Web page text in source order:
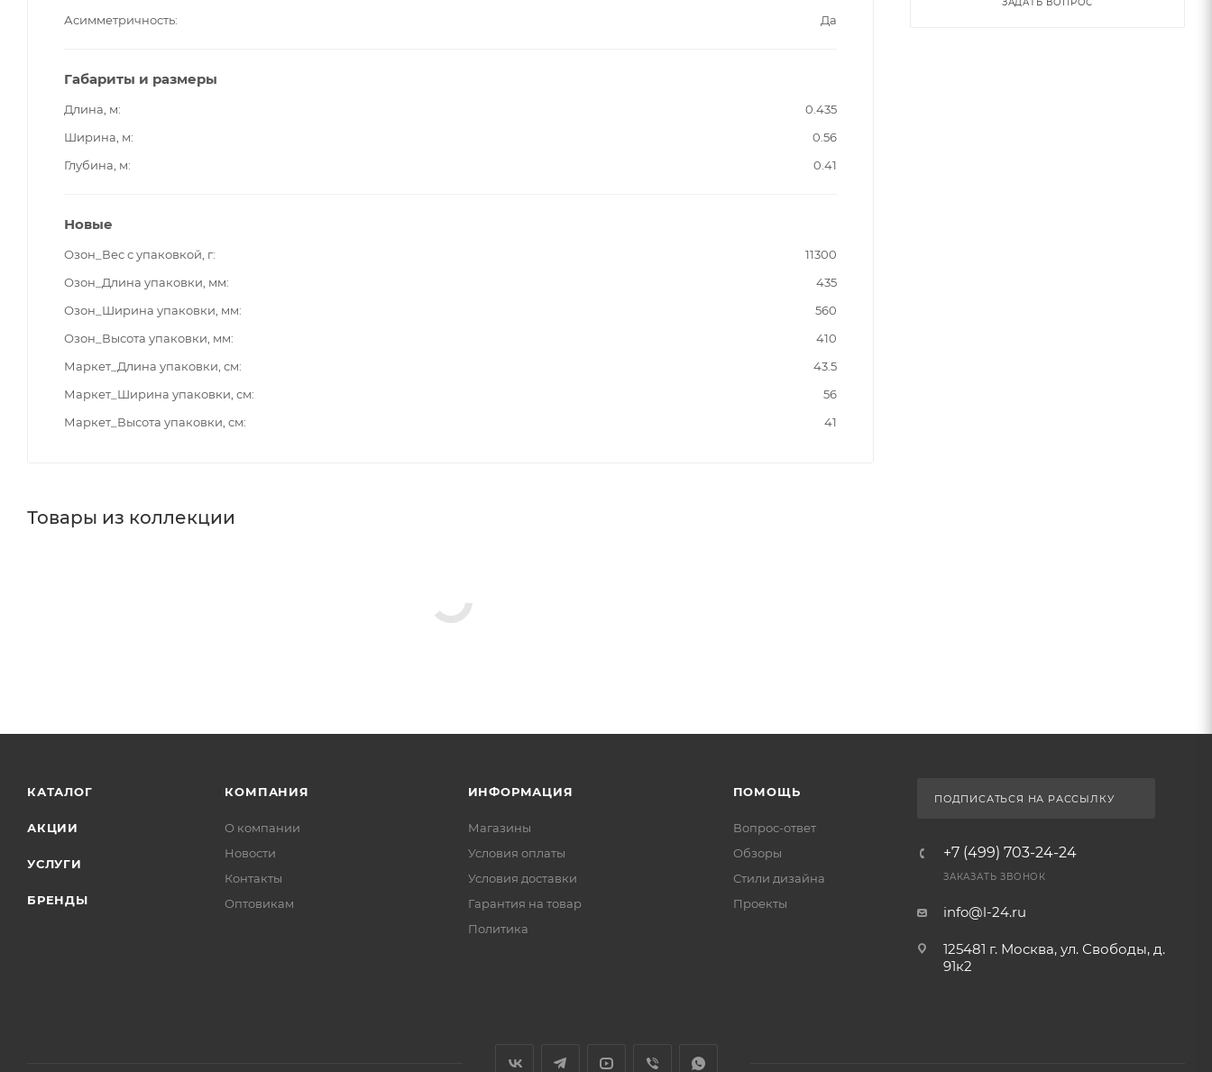
Асимметричность Да
Габариты и размеры
Длина, м
0.435
Ширина, м
0.56
Глубина, м
0.41
Новые
Озон_Вес с упаковкой, г
11300
Озон_Длина упаковки, мм
435
Озон_Ширина упаковки, мм
560
Озон_Высота упаковки, мм
410
Маркет_Длина упаковки, см
43.5
Маркет_Ширина упаковки, см
56
Маркет_Высота упаковки, см
41
Товары из коллекции
КАТАЛОГ
АКЦИИ
УСЛУГИ
БРЕНДЫ
КОМПАНИЯ
О компании
Новости
Контакты
Оптовикам
ИНФОРМАЦИЯ
Магазины
Условия оплаты
Условия доставки
Гарантия на товар
Политика
ПОМОЩЬ
Вопрос-ответ
Обзоры
Стили дизайна
Проекты
ПОДПИСАТЬСЯ НА РАССЫЛКУ
+7 (499) 703-24-24
ЗАКАЗАТЬ ЗВОНОК
info@l-24.ru
125481 г. Москва, ул. Свободы, д.
91к2